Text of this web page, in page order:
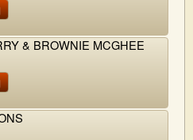
& BROWNIE MCGHEE